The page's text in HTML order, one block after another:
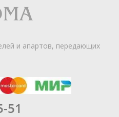
и апартов, передающих
51